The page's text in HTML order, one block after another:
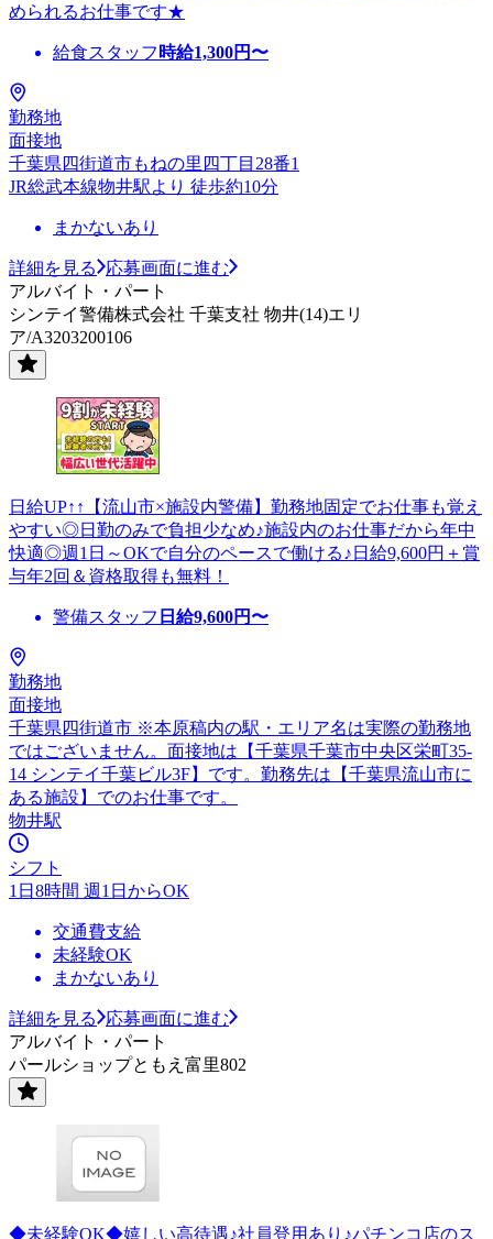
められるお仕事です★
給食スタッフ 時給1,300円〜
勤務地
面接地
千葉県四街道市もねの里四丁目28番1
JR総武本線物井駅より 徒歩約10分
まかないあり
詳細を見る
応募画面に進む
アルバイト・パート
シンテイ警備株式会社 千葉支社 物井(14)エリ
ア/A3203200106
日給UP↑↑【流山市×施設内警備】勤務地固定でお仕事も覚え
やすい◎日勤のみで負担少なめ♪施設内のお仕事だから年中
快適◎週1日～OKで自分のペースで働ける♪日給9,600円＋賞
与年2回＆資格取得も無料！
警備スタッフ 日給9,600円〜
勤務地
面接地
千葉県四街道市 ※本原稿内の駅・エリア名は実際の勤務地
ではございません。面接地は【千葉県千葉市中央区栄町35-
14 シンテイ千葉ビル3F】です。勤務先は【千葉県流山市に
ある施設】でのお仕事です。
物井駅
シフト
1日8時間 週1日からOK
交通費支給
未経験OK
まかないあり
詳細を見る
応募画面に進む
アルバイト・パート
パールショップともえ富里802
◆未経験OK◆嬉しい高待遇♪社員登用あり♪パチンコ店のス